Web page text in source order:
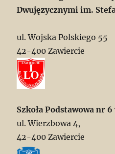
Dwujęzycznymi im.
ul. Wojska Polskiego 55
42-400 Zawiercie
Szkoła Podstawowa nr
ul. Wierzbowa 4,
42-400 Zawiercie